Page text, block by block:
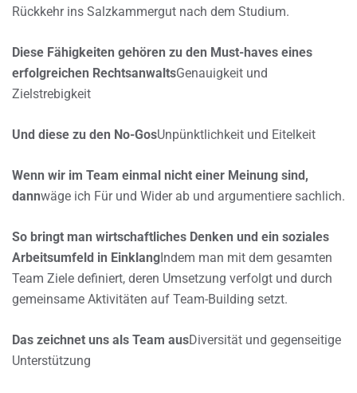
Rückkehr ins Salzkammergut nach dem Studium.
Diese Fähigkeiten gehören zu den Must-haves eines
erfolgreichen RechtsanwaltsGenauigkeit und
Zielstrebigkeit
Und diese zu den No-GosUnpünktlichkeit und Eitelkeit
Wenn wir im Team einmal nicht einer Meinung sind,
dannwäge ich Für und Wider ab und argumentiere sachlich.
So bringt man wirtschaftliches Denken und ein soziales
Arbeitsumfeld in Einklang Indem man mit dem gesamten
Team Ziele definiert, deren Umsetzung verfolgt und durch
gemeinsame Aktivitäten auf Team-Building setzt.
Das zeichnet uns als Team ausDiversität und gegenseitige
Unterstützung